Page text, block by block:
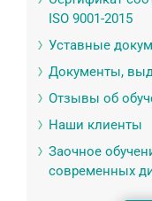
ISO 9001-2015
Уставные
Документы,
Отзывы об
Наши клиенты
Заочное
современных